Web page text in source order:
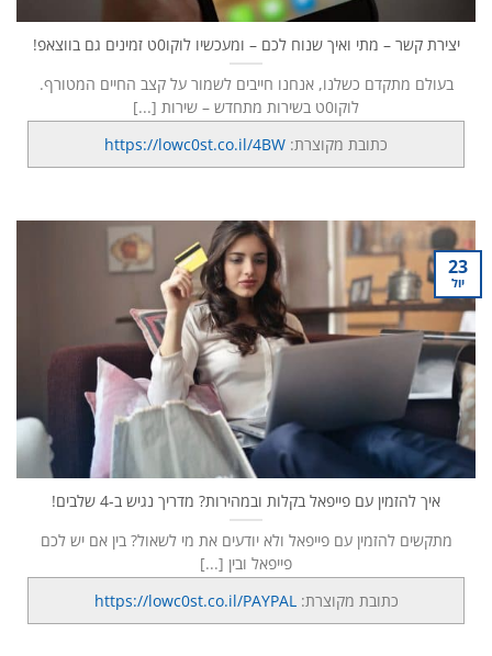
יצירת קשר – מתי ואיך שנוח לכם – ומעכשיו לוקו0ט זמינים גם בווצאפ!
בעולם מתקדם כשלנו, אנחנו חייבים לשמור על קצב החיים המטורף.
לוקו0ט בשירות מתחדש – שירות [...]
כתובת מקוצרת: https://lowc0st.co.il/4BW
איך להזמין עם פייפאל בקלות ובמהירות? מדריך נגיש ב-4 שלבים!
מתקשים להזמין עם פייפאל ולא יודעים את מי לשאול? בין אם יש לכם
פייפאל ובין [...]
כתובת מקוצרת: https://lowc0st.co.il/PAYPAL
23
יול